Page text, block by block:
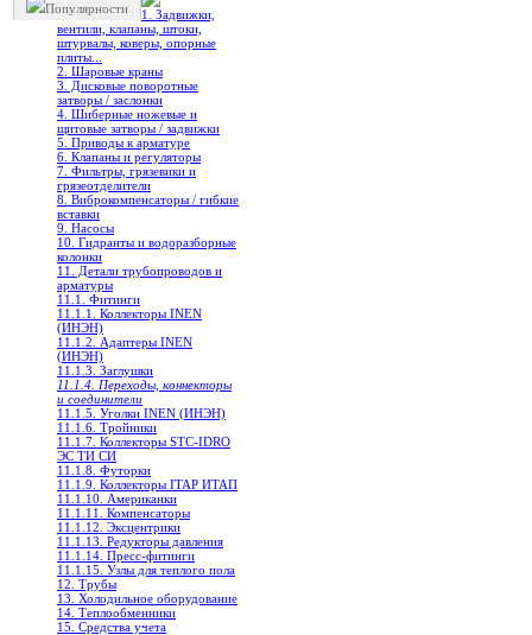
Популярности
1. Задвижки,
вентили, клапаны, штоки,
штурвалы, коверы, опорные
плиты...
2. Шаровые краны
3. Дисковые поворотные
затворы / заслонки
4. Шиберные ножевые и
щитовые затворы / задвижки
5. Приводы к арматуре
6. Клапаны и регуляторы
7. Фильтры, грязевики и
грязеотделители
8. Виброкомпенсаторы / гибкие
вставки
9. Насосы
10. Гидранты и водоразборные
колонки
11. Детали трубопроводов и
арматуры
11.1. Фитинги
11.1.1. Коллекторы INEN
(ИНЭН)
11.1.2. Адаптеры INEN
(ИНЭН)
11.1.3. Заглушки
11.1.4. Переходы, коннекторы
и соединители
11.1.5. Уголки INEN (ИНЭН)
11.1.6. Тройники
11.1.7. Коллекторы STC-IDRO
ЭС ТИ СИ
11.1.8. Футорки
11.1.9. Коллекторы ITAP ИТАП
11.1.10. Американки
11.1.11. Компенсаторы
11.1.12. Эксцентрики
11.1.13. Редукторы давления
11.1.14. Пресс-фитинги
11.1.15. Узлы для теплого пола
12. Трубы
13. Холодильное oборудование
14. Теплообменники
15. Средства учета